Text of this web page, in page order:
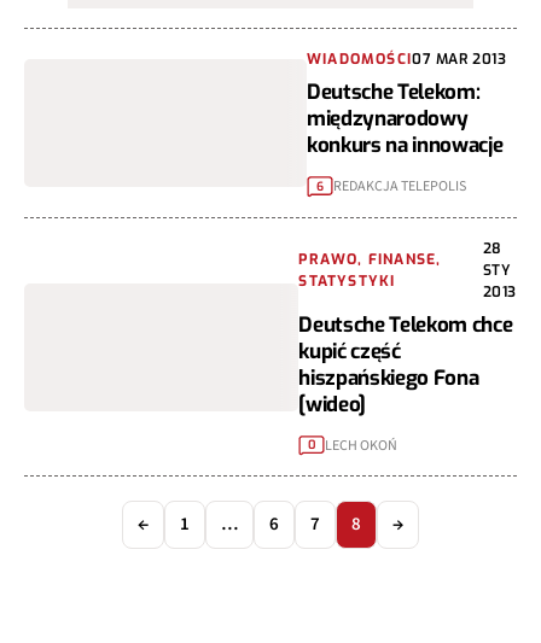
WIADOMOŚCI07 MAR 2013
Deutsche Telekom:
międzynarodowy
konkurs na innowacje
6 REDAKCJA TELEPOLIS
PRAWO, FINANSE,
STATYSTYKI
28
STY
2013
Deutsche Telekom chce
kupić część
hiszpańskiego Fona
[wideo]
0 LECH OKOŃ
← 1 … 6 7 8 →